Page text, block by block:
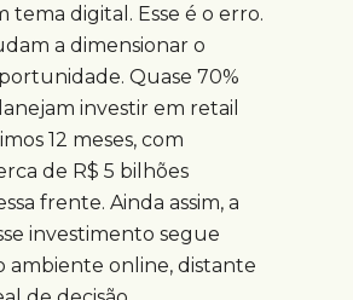
tema digital. Esse é o erro.
a dimensionar o
Quase 70%
investir em retail
12 meses, com
de R$ 5 bilhões
frente. Ainda assim, a
investimento segue
ambiente online, distante